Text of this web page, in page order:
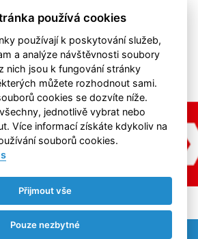
používá cookies
používají k poskytování služeb,
a analýze návštěvnosti soubory
nich jsou k fungování stránky
můžete rozhodnout sami.
cookies se dozvíte níže.
jednotlivě vybrat nebo
Více informací získáte kdykoliv na
souborů cookies.
Přijmout vše
Pouze nezbytné